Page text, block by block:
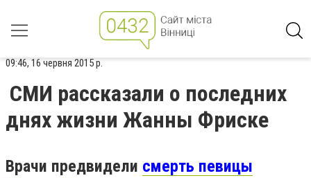
09:46, 16 червня 2015 р.
СМИ рассказали о последних
днях жизни Жанны Фриске
Врачи предвидели смерть певицы